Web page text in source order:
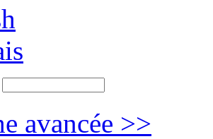
avancée >>